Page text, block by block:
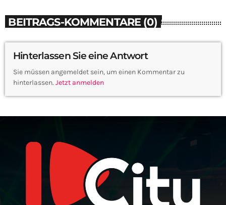
BEITRAGS-KOMMENTARE (0)
Hinterlassen Sie eine Antwort
Sie müssen angemeldet sein, um einen Kommentar zu
hinterlassen. Jetzt anmelden